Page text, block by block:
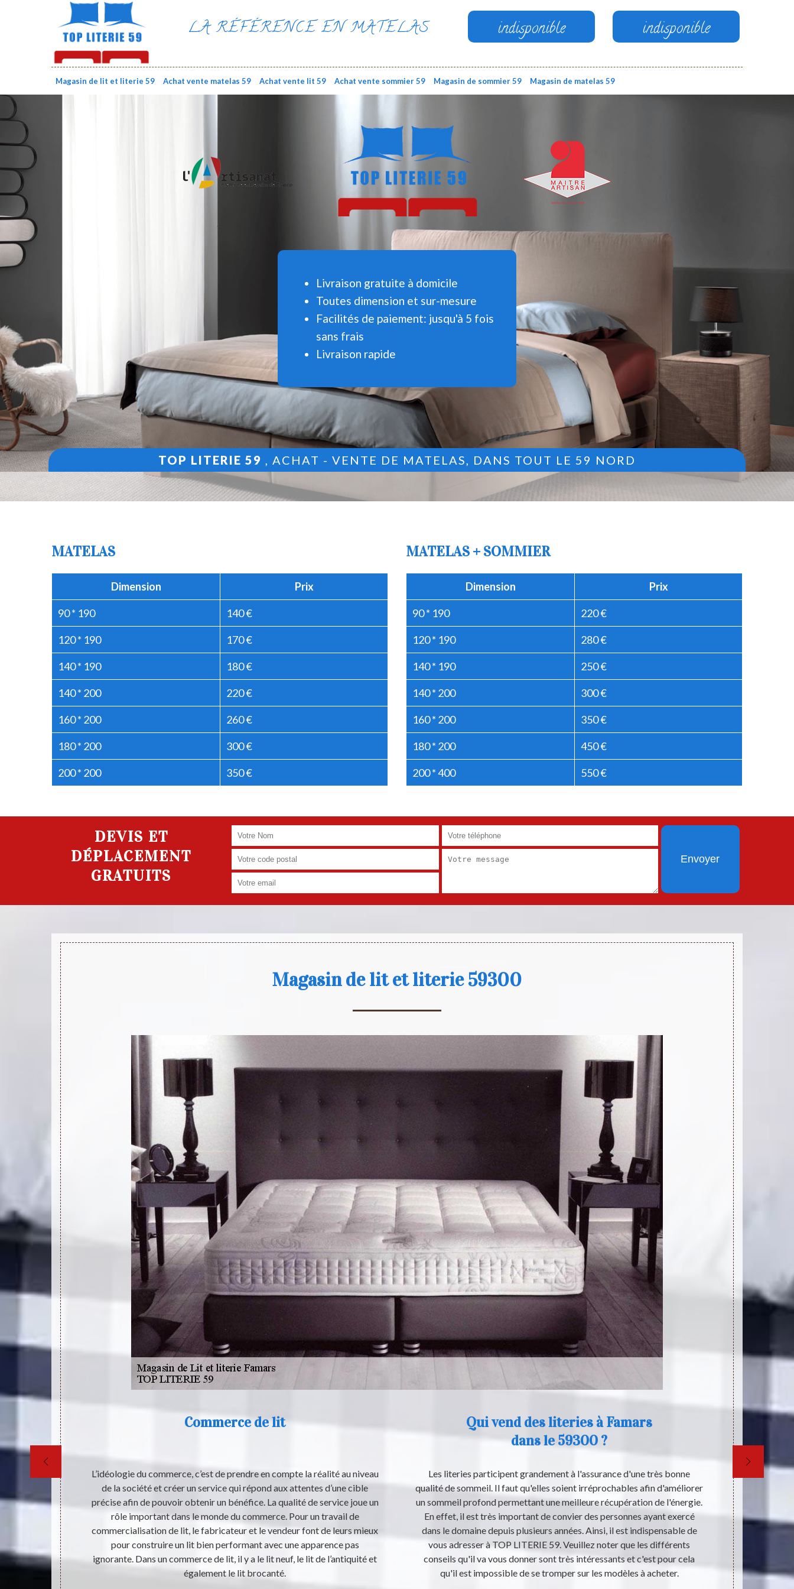
LA RÉFÉRENCE EN MATELAS indisponible indisponible
Magasin de lit et literie 59 Achat vente matelas 59 Achat vente lit 59 Achat vente sommier 59 Magasin de sommier 59 Magasin de matelas 59
Livraison gratuite à domicile
Toutes dimension et sur-mesure
Facilités de paiement: jusqu'à 5 fois
sans frais
Livraison rapide
TOP LITERIE 59 , ACHAT - VENTE DE MATELAS, DANS TOUT LE 59 NORD
MATELAS
Dimension Prix
90 * 190 140 €
120 * 190 170 €
140 * 190 180 €
140 * 200 220 €
160 * 200 260 €
180 * 200 300 €
200 * 200 350 €
MATELAS + SOMMIER
Dimension Prix
90 * 190 220 €
120 * 190 280 €
140 * 190 250 €
140 * 200 300 €
160 * 200 350 €
180 * 200 450 €
200 * 400 550 €
DEVIS ET
DÉPLACEMENT
GRATUITS
Magasin de lit et literie 59300
centres
à
votre
Commerce de lit
L’idéologie du commerce, c’est de prendre en compte la réalité au niveau
de la société et créer un service qui répond aux attentes d’une cible
précise afin de pouvoir obtenir un bénéfice. La qualité de service joue un
rôle important dans le monde du commerce. Pour un travail de
commercialisation de lit, le fabricateur et le vendeur font de leurs mieux
pour construire un lit bien performant avec une apparence pas
ignorante. Dans un commerce de lit, il y a le lit neuf, le lit de l’antiquité et
également le lit brocanté.
Qui vend des literies à Famars
dans le 59300 ?
Les literies participent grandement à l'assurance d'une très bonne
qualité de sommeil. Il faut qu'elles soient irréprochables afin d'améliorer
un sommeil profond permettant une meilleure récupération de l'énergie.
En effet, il est très important de convier des personnes ayant exercé
dans le domaine depuis plusieurs années. Ainsi, il est indispensable de
vous adresser à TOP LITERIE 59. Veuillez noter que les différents
conseils qu'il va vous donner sont très intéressants et c'est pour cela
qu'il est impossible de se tromper sur les modèles à acheter.
Les
Pour les
matière.